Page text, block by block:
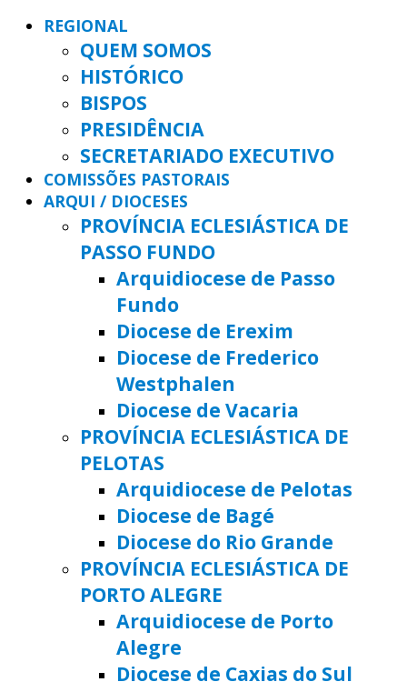
REGIONAL
QUEM SOMOS
HISTÓRICO
BISPOS
PRESIDÊNCIA
SECRETARIADO EXECUTIVO
COMISSÕES PASTORAIS
ARQUI / DIOCESES
PROVÍNCIA ECLESIÁSTICA DE
PASSO FUNDO
Arquidiocese de Passo
Fundo
Diocese de Erexim
Diocese de Frederico
Westphalen
Diocese de Vacaria
PROVÍNCIA ECLESIÁSTICA DE
PELOTAS
Arquidiocese de Pelotas
Diocese de Bagé
Diocese do Rio Grande
PROVÍNCIA ECLESIÁSTICA DE
PORTO ALEGRE
Arquidiocese de Porto
Alegre
Diocese de Caxias do Sul